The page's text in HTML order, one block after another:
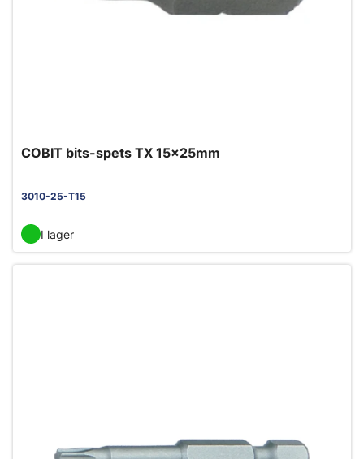
COBIT bits-spets TX 15x25mm
3010-25-T15
I lager